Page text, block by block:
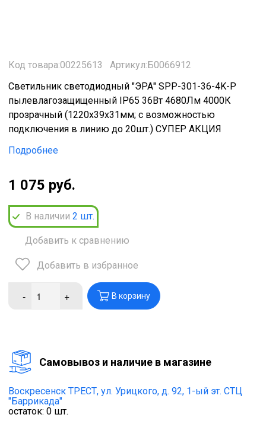
Код товара:00225613
Артикул:Б0066912
Светильник светодиодный "ЭРА" SPP-301-36-4K-P
пылевлагозащищенный IP65 36Вт 4680Лм 4000К
прозрачный (1220x39x31мм; с возможностью
подключения в линию до 20шт.) СУПЕР АКЦИЯ
Подробнее
1 075 руб.
В наличии 2 шт.
Добавить к сравнению
Добавить в избранное
- + В корзину
Cамовывоз и наличие в магазине
Воскресенск ТРЕСТ, ул. Урицкого, д. 92, 1-ый эт. СТЦ
"Баррикада"
остаток: 0 шт.